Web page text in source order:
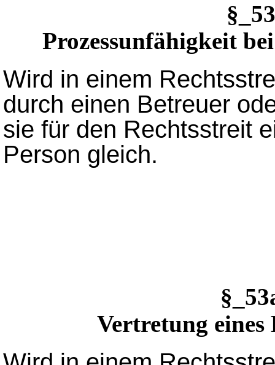
Prozessunfähigkeit
Wird in einem
durch einen Betreuer
sie für den Rechtsstreit
Person gleich.
Vertretung